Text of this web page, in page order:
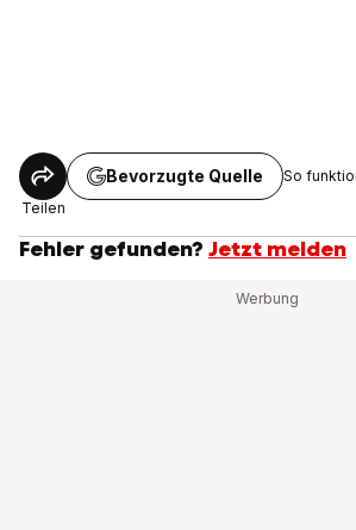
Teilen
Bevorzugte Quelle So
Fehler gefunden? Jetzt melden